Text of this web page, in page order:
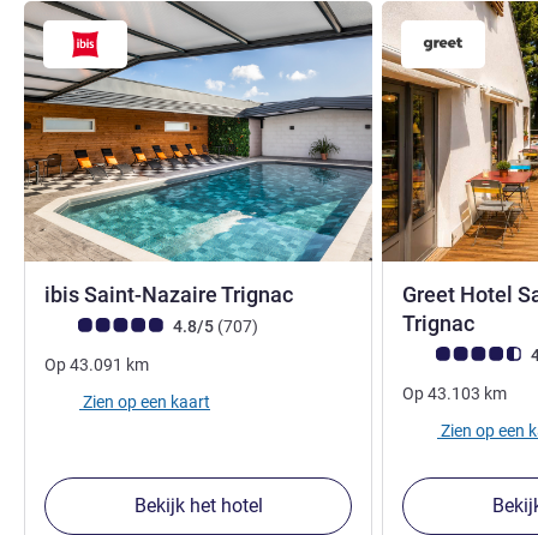
ibis Saint-Nazaire Trignac
Avis-klantbeoordeling (ALL beoordeling)
4.8/5 (707beoordelingen
)
Op43.091 km
Zien op een kaart
Bekijk het hotel
Greet Hotel
Trignac
Avis-
Op43.103 km
Zien op een